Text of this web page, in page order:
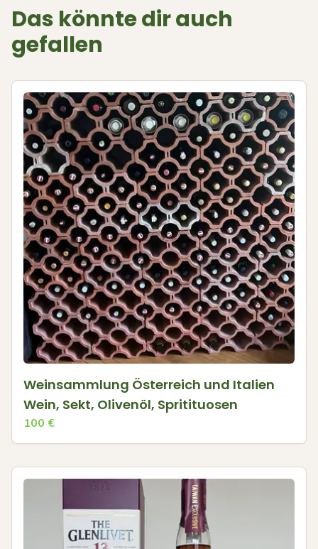
Das könnte dir auch
gefallen
Weinsammlung Österreich und Italien
Wein, Sekt, Olivenöl, Spritituosen
100 €